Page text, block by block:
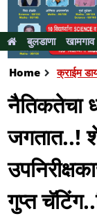
बुलडाणा खामगाव
Home क्राईम
नैतिकतेचा
जगतात..!
गुप्त